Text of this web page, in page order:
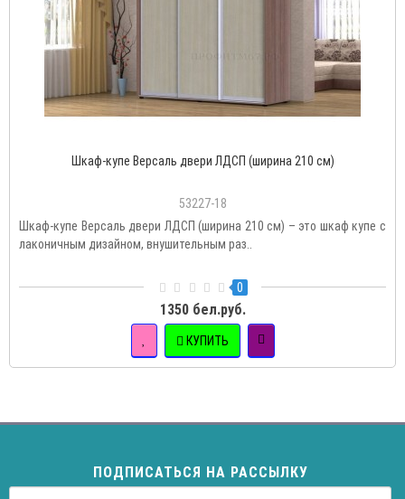
Шкаф-купе Версаль двери ЛДСП (ширина 210 см)
53227-18
Шкаф-купе Версаль двери ЛДСП (ширина 210 см) – это шкаф купе с
лаконичным дизайном, внушительным раз..
0
1350 бел.руб.
КУПИТЬ
ПОДПИСАТЬСЯ НА РАССЫЛКУ